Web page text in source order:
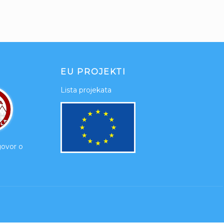
o
EU PROJEKTI
Lista projekata